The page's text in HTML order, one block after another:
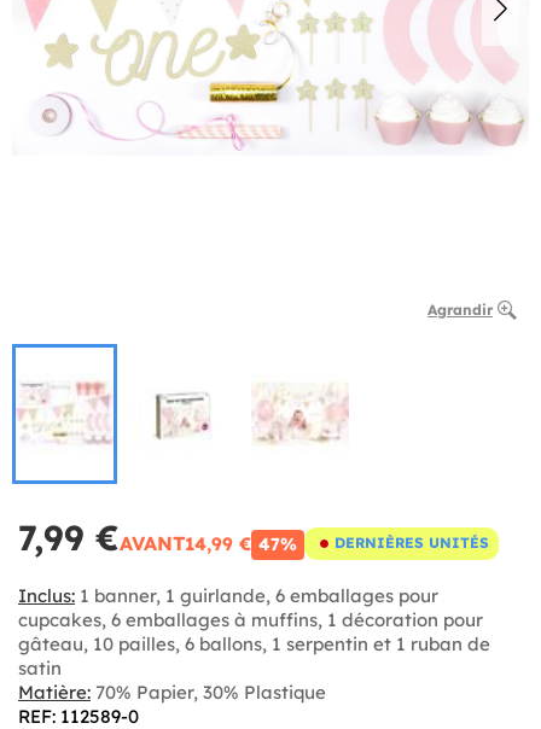
Agrandir
7,99 €AVANT14,99 € 47% DERNIÈRES UNITÉS
Inclus: 1 banner, 1 guirlande, 6 emballages pour
cupcakes, 6 emballages à muffins, 1 décoration pour
gâteau, 10 pailles, 6 ballons, 1 serpentin et 1 ruban de
satin
Matière: 70% Papier, 30% Plastique
REF: 112589-0